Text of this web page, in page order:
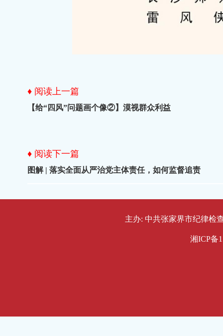
♦ 阅读上一篇
【给“四风”问题画个像②】漠视群众利益
♦ 阅读下一篇
图解 | 落实全面从严治党主体责任，如何监督追责
主办: 中共张家界市纪律检
湘ICP备